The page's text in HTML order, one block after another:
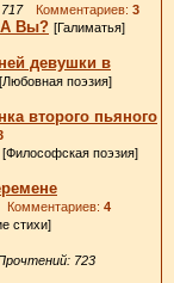
Комментариев: 3
А Вы? [Галиматья]
девушки в
[Любовная поэзия]
второго пьяного
[Философская поэзия]
Комментариев: 4
стихи]
723